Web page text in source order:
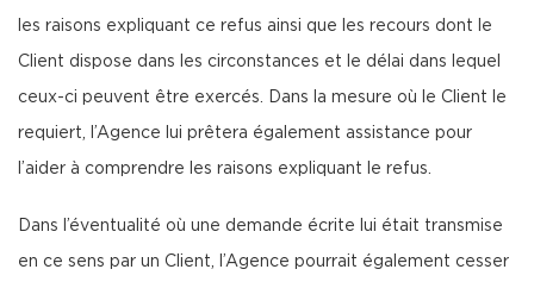
les raisons expliquant ce refus ainsi que les recours dont le
Client dispose dans les circonstances et le délai dans lequel
ceux-ci peuvent être exercés. Dans la mesure où le Client le
requiert, l’Agence lui prêtera également assistance pour
l’aider à comprendre les raisons expliquant le refus.
Dans l’éventualité où une demande écrite lui était transmise
en ce sens par un Client, l’Agence pourrait également cesser